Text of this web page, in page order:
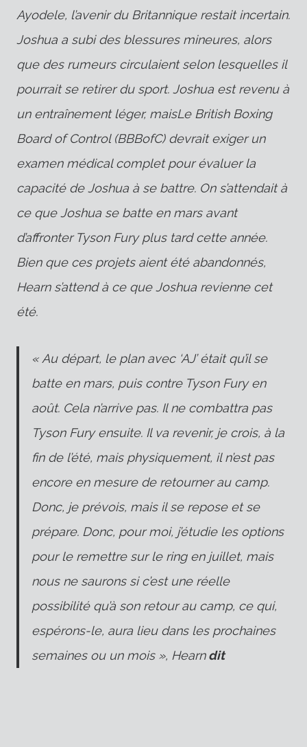
Ayodele, l’avenir du Britannique restait incertain.
Joshua a subi des blessures mineures, alors
que des rumeurs circulaient selon lesquelles il
pourrait se retirer du sport. Joshua est revenu à
un entraînement léger, maisLe British Boxing
Board of Control (BBBofC) devrait exiger un
examen médical complet pour évaluer la
capacité de Joshua à se battre. On s’attendait à
ce que Joshua se batte en mars avant
d’affronter Tyson Fury plus tard cette année.
Bien que ces projets aient été abandonnés,
Hearn s’attend à ce que Joshua revienne cet
été.
« Au départ, le plan avec ‘AJ’ était qu’il se
batte en mars, puis contre Tyson Fury en
août. Cela n’arrive pas. Il ne combattra pas
Tyson Fury ensuite. Il va revenir, je crois, à la
fin de l’été, mais physiquement, il n’est pas
encore en mesure de retourner au camp.
Donc, je prévois, mais il se repose et se
prépare. Donc, pour moi, j’étudie les options
pour le remettre sur le ring en juillet, mais
nous ne saurons si c’est une réelle
possibilité qu’à son retour au camp, ce qui,
espérons-le, aura lieu dans les prochaines
semaines ou un mois », Hearndit